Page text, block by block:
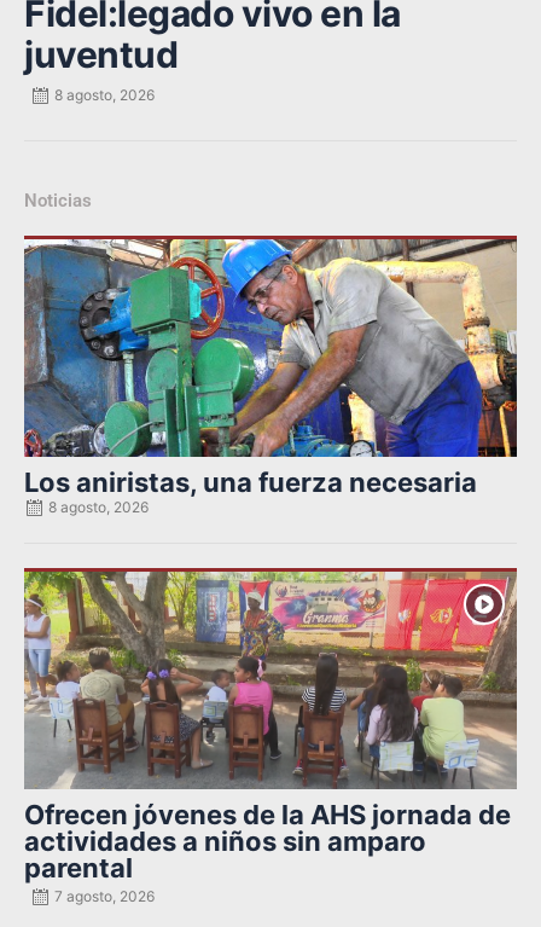
Noticias
Los aniristas, una fuerza necesaria
Posted
8 agosto, 2026
Ofrecen jóvenes de la AHS jornada de
actividades a niños sin amparo
parental
Posted
on
7 agosto, 2026
Fidel:legado vivo en la
juventud
8 agosto, 2026